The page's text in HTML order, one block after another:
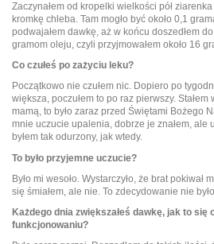
Zaczynałem od kropelki wielkości pół
kromkę chleba. Tam mogło być około 0,1
podwajałem dawkę, aż w końcu doszedłem
gramom oleju, czyli przyjmowałem około 16
Co czułeś po zażyciu leku?
Początkowo nie czułem nic. Dopiero po
większa, poczułem to po raz pierwszy.
mamą, to było zaraz przed Świętami Bożego
mnie uczucie upalenia, dobrze je znałem, ale
byłem tak odurzony, jak wtedy.
To było przyjemne uczucie?
Było mi wesoło. Wystarczyło, że brat pokiwał
się śmiałem, ale nie. To zdecydowanie nie
Każdego dnia zwiększałeś dawkę, jak to się
funkcjonowaniu?